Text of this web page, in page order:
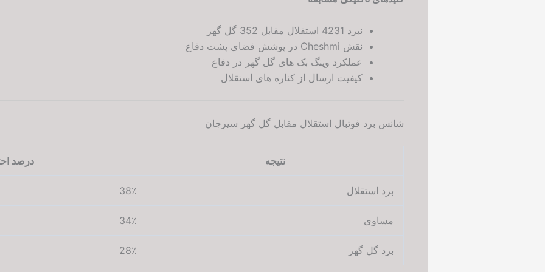
نبرد 4231 استقلال مقابل 352 گل گهر
نقش Cheshmi در پوشش فضای پشت دفاع
عملکرد وینگ بک های گل گهر در دفاع
کیفیت ارسال از کناره های استقلال
شانس برد فوتبال استقلال مقابل گل گهر سیرجان
نتیجه درصد
برد استقلال 38٪
مساوی 34٪
برد گل گهر 28٪